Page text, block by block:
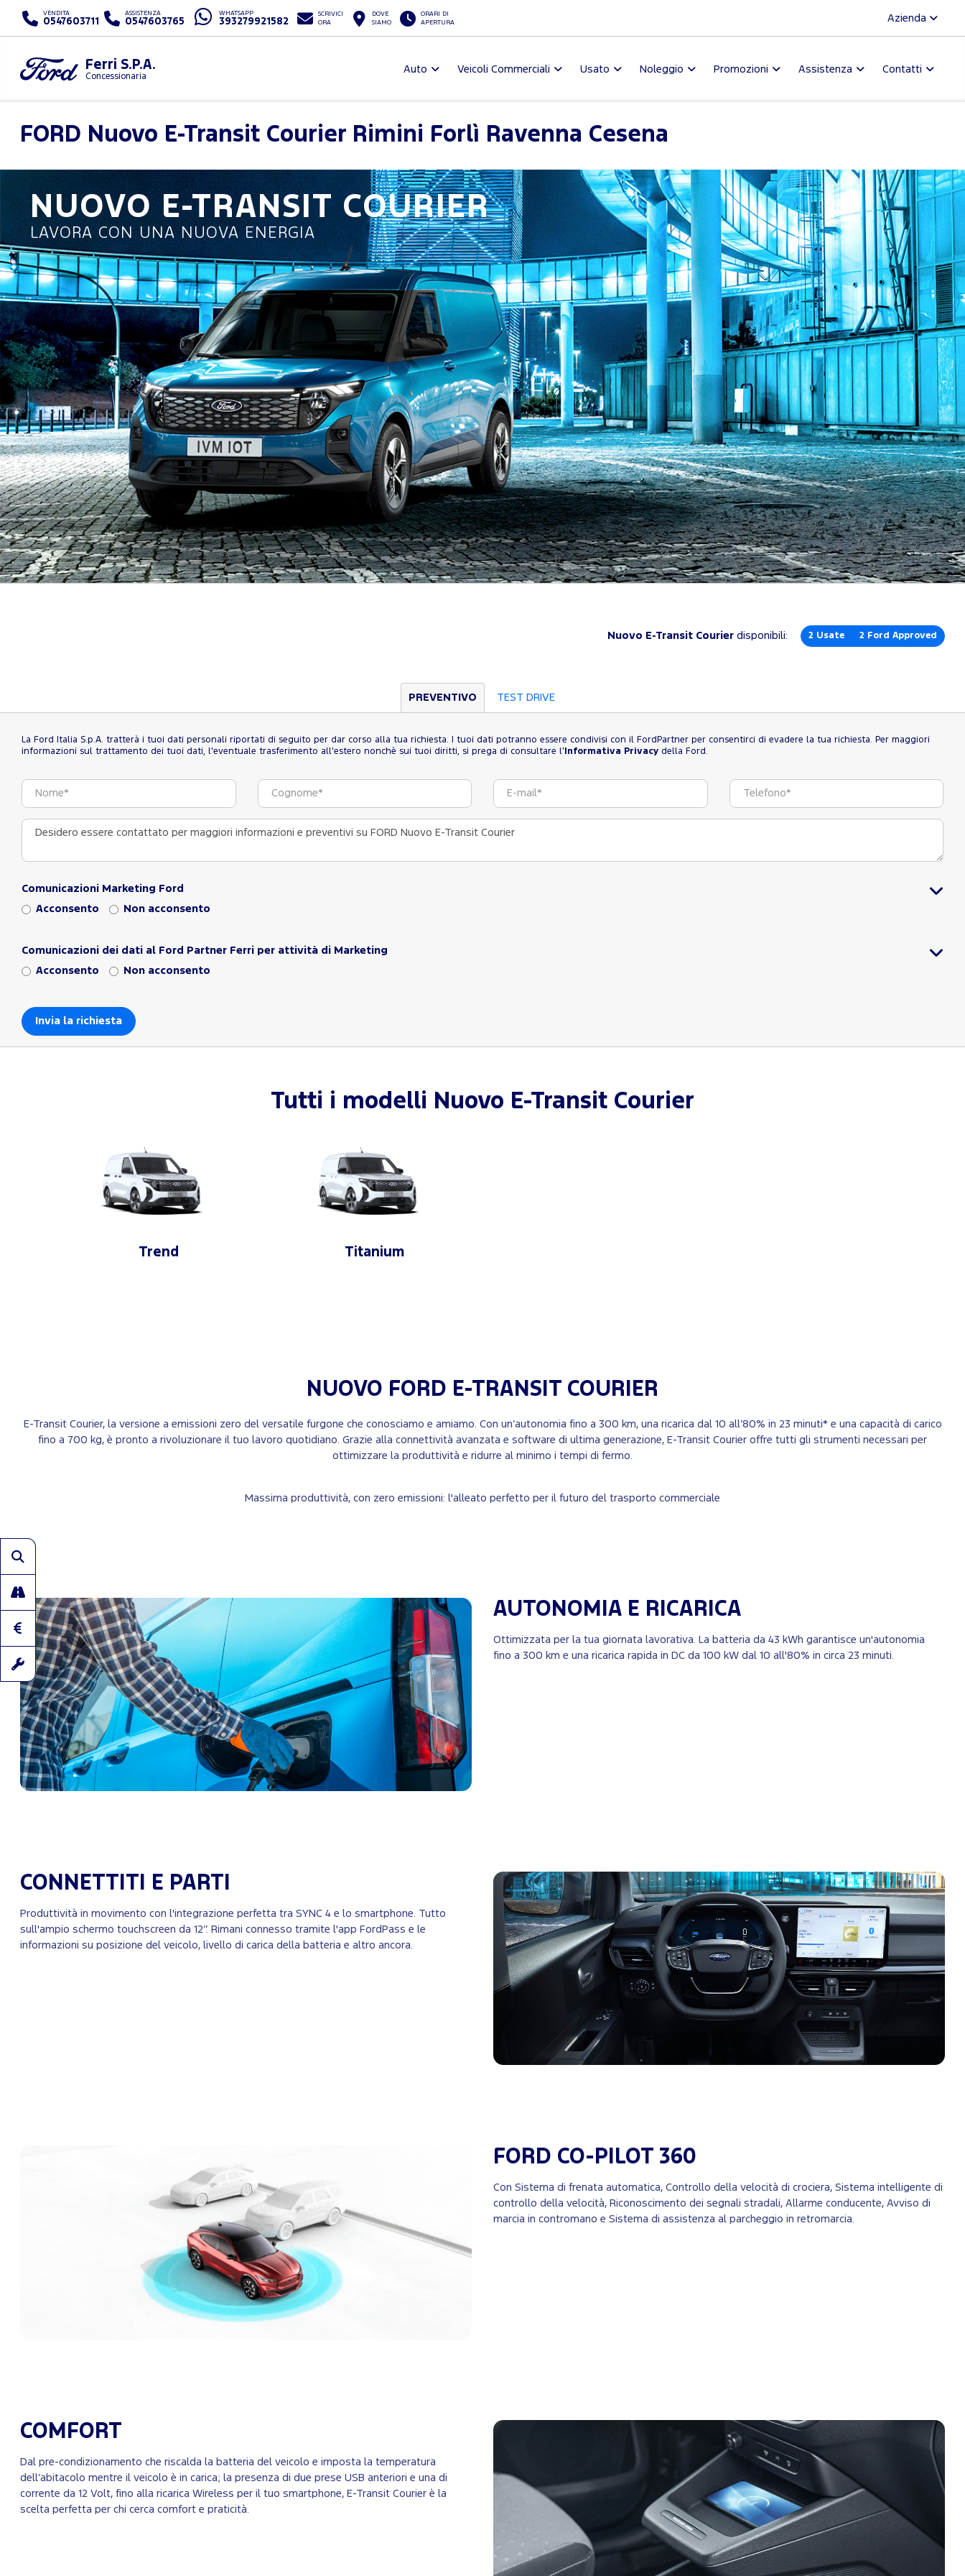
VENDITA
0547603711
ASSISTENZA
0547603765
WHATSAPP
393279921582
SCRIVICI
ORA
DOVE
SIAMO
ORARI DI
APERTURA
Azienda
Ferri S.P.A.
Concessionaria
Auto Veicoli Commerciali Usato Noleggio Promozioni Assistenza Contatti
FORD Nuovo E-Transit Courier Rimini Forlì Ravenna Cesena
NUOVO E-TRANSIT COURIER
LAVORA CON UNA NUOVA ENERGIA
Nuovo E-Transit Courier disponibili: 2 Usate 2 Ford Approved
PREVENTIVO TEST DRIVE
La Ford Italia S.p.A. tratterà i tuoi dati personali riportati di seguito per dar corso alla tua richiesta. I tuoi dati potranno essere condivisi con il FordPartner per consentirci di evadere la tua richiesta. Per maggiori
informazioni sul trattamento dei tuoi dati, l'eventuale trasferimento all'estero nonchè sui tuoi diritti, si prega di consultare l' Informativa Privacy della Ford.
Comunicazioni Marketing Ford
Acconsento Non acconsento
Comunicazioni dei dati al Ford Partner Ferri per attività di Marketing
Acconsento Non acconsento
Tutti i modelli Nuovo E-Transit Courier
Trend Titanium
NUOVO FORD E-TRANSIT COURIER
E-Transit Courier, la versione a emissioni zero del versatile furgone che conosciamo e amiamo. Con un’autonomia fino a 300 km, una ricarica dal 10 all’80% in 23 minuti* e una capacità di carico
fino a 700 kg, è pronto a rivoluzionare il tuo lavoro quotidiano. Grazie alla connettività avanzata e software di ultima generazione, E-Transit Courier offre tutti gli strumenti necessari per
ottimizzare la produttività e ridurre al minimo i tempi di fermo.
Massima produttività, con zero emissioni: l'alleato perfetto per il futuro del trasporto commerciale
AUTONOMIA E RICARICA
Ottimizzata per la tua giornata lavorativa. La batteria da 43 kWh garantisce un'autonomia
fino a 300 km e una ricarica rapida in DC da 100 kW dal 10 all'80% in circa 23 minuti.
CONNETTITI E PARTI
Produttività in movimento con l'integrazione perfetta tra SYNC 4 e lo smartphone. Tutto
sull'ampio schermo touchscreen da 12’’. Rimani connesso tramite l'app FordPass e le
informazioni su posizione del veicolo, livello di carica della batteria e altro ancora.
FORD CO-PILOT 360
Con Sistema di frenata automatica, Controllo della velocità di crociera, Sistema intelligente di
controllo della velocità, Riconoscimento dei segnali stradali, Allarme conducente, Avviso di
marcia in contromano e Sistema di assistenza al parcheggio in retromarcia.
COMFORT
Dal pre-condizionamento che riscalda la batteria del veicolo e imposta la temperatura
dell’abitacolo mentre il veicolo è in carica; la presenza di due prese USB anteriori e una di
corrente da 12 Volt, fino alla ricarica Wireless per il tuo smartphone, E-Transit Courier è la
scelta perfetta per chi cerca comfort e praticità.